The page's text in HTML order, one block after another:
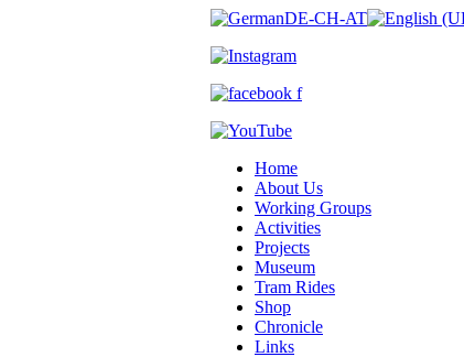
Home
About Us
Working Groups
Activities
Projects
Museum
Tram Rides
Shop
Chronicle
Links